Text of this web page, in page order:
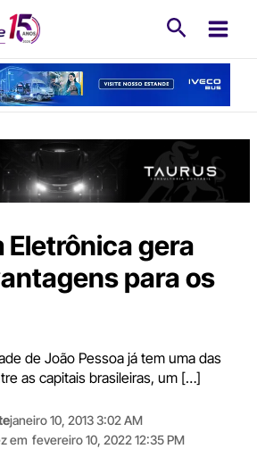
Eletrônica gera
para os
de João Pessoa já tem uma das
as capitais brasileiras, um […]
janeiro 10, 2013 3:02 AM
em fevereiro 10, 2022 12:35 PM